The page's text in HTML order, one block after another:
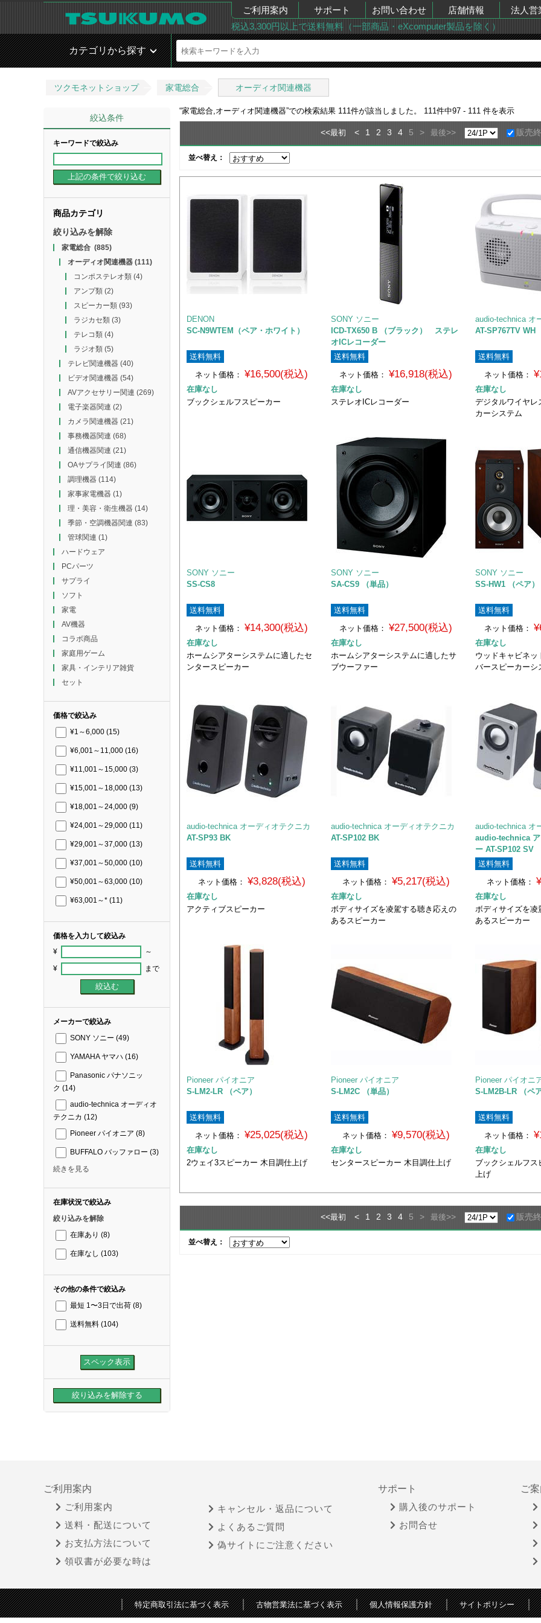
ご利用案内 サポート お問い合わせ 店舗情報
法人営
税込3,300円以上で送料無料（一部商品・eXcomputer製品を除く）
カテゴリから探す
ツクモネットショップ 家電総合 オーディオ関連機器
絞込条件
キーワードで絞込み
商品カテゴリ
絞り込みを解除
家電総合(885)
オーディオ関連機器(111)
コンポステレオ類(4)
アンプ類(2)
スピーカー類(93)
ラジカセ類(3)
テレコ類(4)
ラジオ類(5)
テレビ関連機器(40)
ビデオ関連機器(54)
AVアクセサリー関連 (269)
電子楽器関連 (2)
カメラ関連機器(21)
事務機器関連 (68)
通信機器関連 (21)
OAサプライ関連 (86)
調理機器(114)
家事家電機器(1)
理・美容・衛生機器(14)
季節・空調機器関連 (83)
管球関連 (1)
ハードウェア
PCパーツ
サプライ
ソフト
家電
AV機器
コラボ商品
家庭用ゲーム
家具・インテリア雑貨
セット
価格で絞込み
¥1～6,000 (15)
¥6,001～11,000 (16)
¥11,001～15,000 (3)
¥15,001～18,000 (13)
¥18,001～24,000 (9)
¥24,001～29,000 (11)
¥29,001～37,000 (13)
¥37,001～50,000 (10)
¥50,001～63,000 (10)
¥63,001～* (11)
価格を入力して絞込み
¥ ～
¥ まで
メーカーで絞込み
SONY ソニー (49)
YAMAHA ヤマハ (16)
Panasonic パナソニッ
ク (14)
audio-technica オーディオ
テクニカ (12)
Pioneer パイオニア (8)
BUFFALO バッファロー (3)
続きを見る
在庫状況で絞込み
絞り込みを解除
在庫あり (8)
在庫なし (103)
その他の条件で絞込み
最短 1〜3日で出荷 (8)
送料無料 (104)
“家電総合,オーディオ関連機器”での検索結果 111 件が該当しました。 111 件中97 - 111 件を表示
<<最初 < 1 2 3 4 5 > 最後>> 販売
並べ替え：
DENON
SC-N9WTEM（ペア・ホワイト）
送料無料
ネット価格：
¥16,500(税込)
在庫なし
ブックシェルフスピーカー
SONY ソニー
ICD-TX650 B （ブラック） ステレ
オICレコーダー
送料無料
ネット価格：
¥16,918(税込)
在庫なし
ステレオICレコーダー
audio-technica オ
AT-SP767TV WH
送料無料
ネット価格：
在庫なし
デジタルワイヤ
カーシステム
SONY ソニー
SS-CS8
送料無料
ネット価格：
¥14,300(税込)
在庫なし
ホームシアターシステムに適したセ
ンタースピーカー
SONY ソニー
SA-CS9 （単品）
送料無料
ネット価格：
¥27,500(税込)
在庫なし
ホームシアターシステムに適したサ
ブウーファー
SONY ソニー
SS-HW1 （ペア）
送料無料
ネット価格：
在庫なし
ウッドキャビネッ
バースピーカーシ
audio-technica オーディオテクニカ
AT-SP93 BK
送料無料
ネット価格： ¥3,828(税込)
在庫なし
アクティブスピーカー
audio-technica オーディオテクニカ
AT-SP102 BK
送料無料
ネット価格： ¥5,217(税込)
在庫なし
ボディサイズを凌駕する聴き応えの
あるスピーカー
audio-technica オ
audio-technica
ー AT-SP102 SV
送料無料
ネット価格：
在庫なし
ボディサイズを
あるスピーカー
Pioneer パイオニア
S-LM2-LR （ペア）
送料無料
ネット価格：
¥25,025(税込)
在庫なし
2ウェイ3スピーカー 木目調仕上げ
Pioneer パイオニア
S-LM2C （単品）
送料無料
ネット価格： ¥9,570(税込)
在庫なし
センタースピーカー 木目調仕上げ
Pioneer パイオニ
S-LM2B-LR （ペ
送料無料
ネット価格：
在庫なし
ブックシェルフ
上げ
<<最初 < 1 2 3 4 5 > 最後>> 販売
並べ替え：
ご利用案内
ご利用案内
送料・配送について
お支払方法について
領収書が必要な時は
キャンセル・返品について
よくあるご質問
偽サイトにご注意ください
サポート
購入後のサポート
お問合せ
ご
特定商取引法に基づく表示 古物営業法に基づく表示 個人情報保護方針 サイトポリシー